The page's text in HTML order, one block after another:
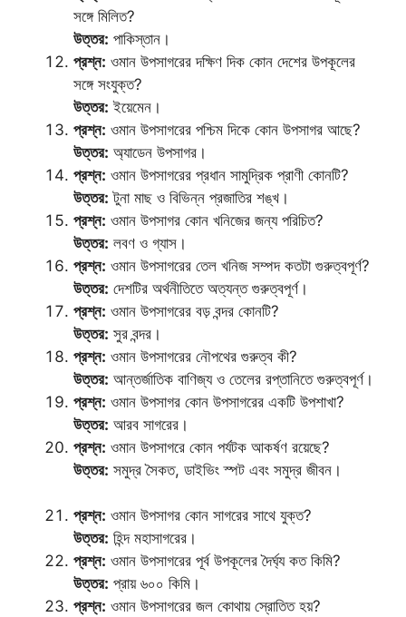
সঙ্গে মিলিত?
উত্তর: পাকিস্তান।
প্রশ্ন: ওমান উপসাগরের দক্ষিণ দিক কোন দেশের উপকূলের
সঙ্গে সংযুক্ত?
উত্তর: ইয়েমেন।
প্রশ্ন: ওমান উপসাগরের পশ্চিম দিকে কোন উপসাগর আছে?
উত্তর: অ্যাডেন উপসাগর।
প্রশ্ন: ওমান উপসাগরের প্রধান সামুদ্রিক প্রাণী কোনটি?
উত্তর: টুনা মাছ ও বিভিন্ন প্রজাতির শঙ্খ।
প্রশ্ন: ওমান উপসাগর কোন খনিজের জন্য পরিচিত?
উত্তর: লবণ ও গ্যাস।
প্রশ্ন: ওমান উপসাগরের তেল খনিজ সম্পদ কতটা গুরুত্বপূর্ণ?
উত্তর: দেশটির অর্থনীতিতে অত্যন্ত গুরুত্বপূর্ণ।
প্রশ্ন: ওমান উপসাগরের বড় বন্দর কোনটি?
উত্তর: সুর বন্দর।
প্রশ্ন: ওমান উপসাগরের নৌপথের গুরুত্ব কী?
উত্তর: আন্তর্জাতিক বাণিজ্য ও তেলের রপ্তানিতে গুরুত্বপূর্ণ।
প্রশ্ন: ওমান উপসাগর কোন উপসাগরের একটি উপশাখা?
উত্তর: আরব সাগরের।
প্রশ্ন: ওমান উপসাগরে কোন পর্যটক আকর্ষণ রয়েছে?
উত্তর: সমুদ্র সৈকত, ডাইভিং স্পট এবং সমুদ্র জীবন।
প্রশ্ন: ওমান উপসাগর কোন সাগরের সাথে যুক্ত?
উত্তর: হিন্দ মহাসাগরের।
প্রশ্ন: ওমান উপসাগরের পূর্ব উপকূলের দৈর্ঘ্য কত কিমি?
উত্তর: প্রায় ৬০০ কিমি।
প্রশ্ন: ওমান উপসাগরের জল কোথায় স্রোতিত হয়?